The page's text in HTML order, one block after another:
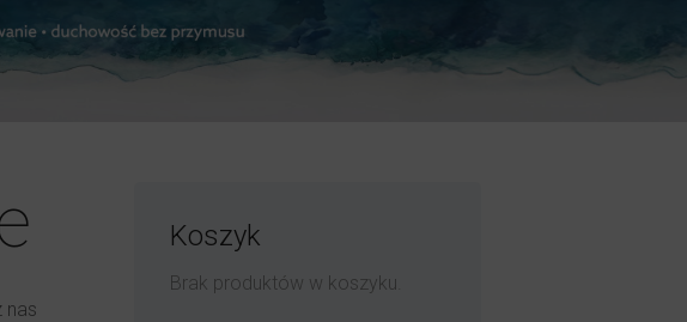
nas
Koszyk
Brak produktów w koszyku.